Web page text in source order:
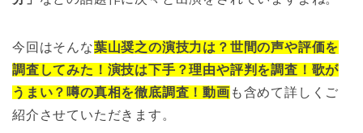
今回はそんな葉山奨之の演技力は？世間の声や評価を
調査してみた！演技は下手？理由や評判を調査！歌が
うまい？噂の真相を徹底調査！動画 も含めて詳しくご
紹介させていただきます。